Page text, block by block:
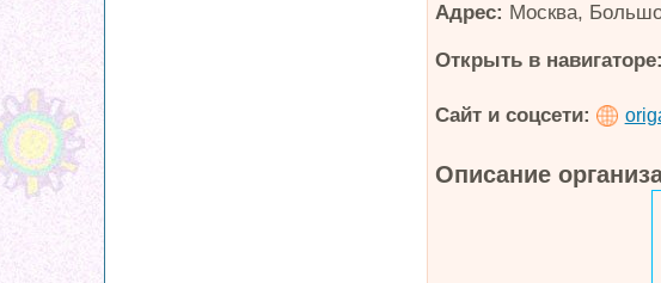
Адрес: Москва,
Открыть в навигаторе:
Сайт и соцсети:
Описание